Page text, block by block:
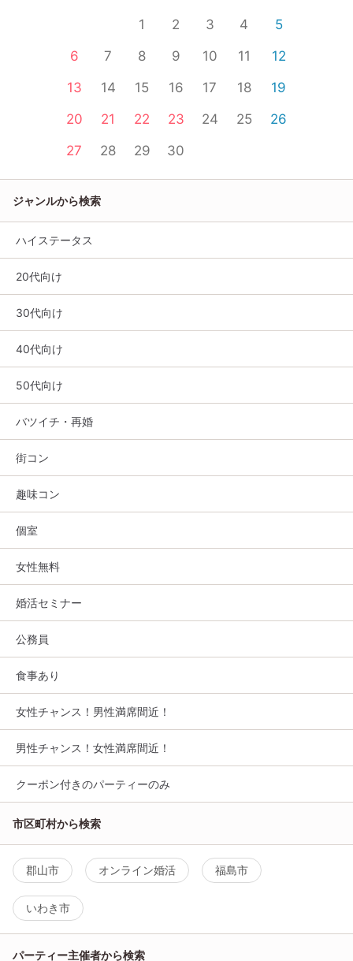
1 2 3 4
5
6
7 8 9 10 11
12
13
14 15 16 17 18
19
20
21 22 23 24 25
26
27
28 29 30
ジャンルから検索
ハイステータス
20代向け
30代向け
40代向け
50代向け
バツイチ・再婚
街コン
趣味コン
個室
女性無料
婚活セミナー
公務員
食事あり
女性チャンス！男性満席間近！
男性チャンス！女性満席間近！
クーポン付きのパーティーのみ
市区町村から検索
郡山市 オンライン婚活 福島市
いわき市
パーティー主催者から検索